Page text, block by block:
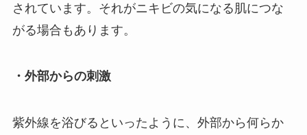
されています。それがニキビの気になる肌につな
がる場合もあります。
・外部からの刺激
紫外線を浴びるといったように、外部から何らか